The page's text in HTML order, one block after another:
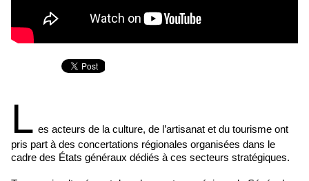
L es acteurs de la culture, de l’artisanat et du tourisme ont
pris part à des concertations régionales organisées dans le
cadre des États généraux dédiés à ces secteurs stratégiques.